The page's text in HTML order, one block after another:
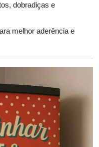
dobradiças e
melhor aderência e